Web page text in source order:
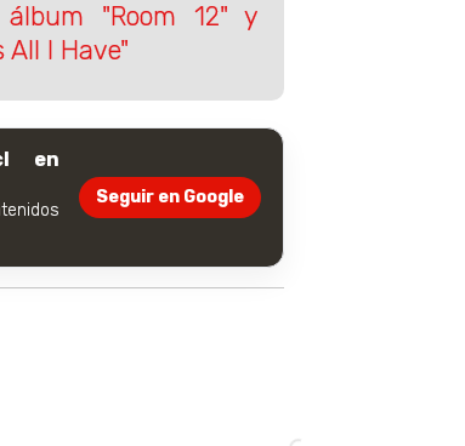
"Room 12" y
I Have"
en
Seguir en Google